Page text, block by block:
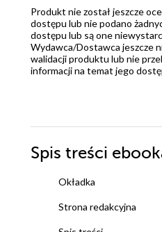
Produkt nie został jeszcze
dostępu lub nie podano
dostępu lub są one
Wydawca/Dostawca jeszcze
walidacji produktu lub nie
informacji na temat jego
Spis treści
Okładka
Strona redakcyjna